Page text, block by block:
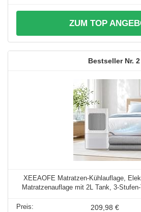
ZUM TOP
2
XEEAOFE Matratzen-Kühlauflage,
Matratzenauflage mit 2L Tank, 3-Stufen-
209,98 €